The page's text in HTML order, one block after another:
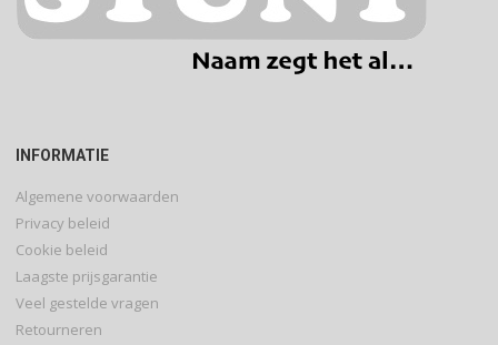
INFORMATIE
Algemene voorwaarden
Privacy beleid
Cookie beleid
Laagste prijsgarantie
Veel gestelde vragen
Retourneren